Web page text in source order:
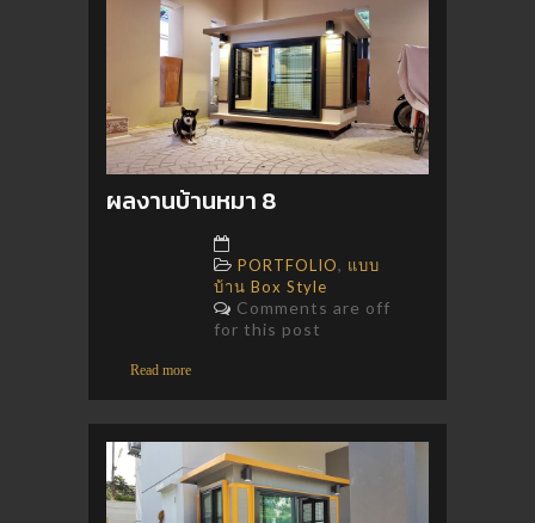
ผลงานบ้านหมา 8
PORTFOLIO, แบบ
บ้าน Box Style
Comments are off
for this post
Read more